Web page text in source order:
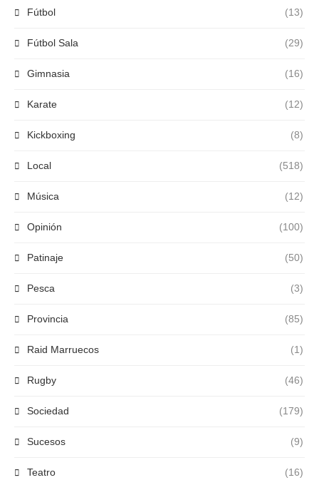
Fútbol (13)
Fútbol Sala (29)
Gimnasia (16)
Karate (12)
Kickboxing (8)
Local (518)
Música (12)
Opinión (100)
Patinaje (50)
Pesca (3)
Provincia (85)
Raid Marruecos (1)
Rugby (46)
Sociedad (179)
Sucesos (9)
Teatro (16)